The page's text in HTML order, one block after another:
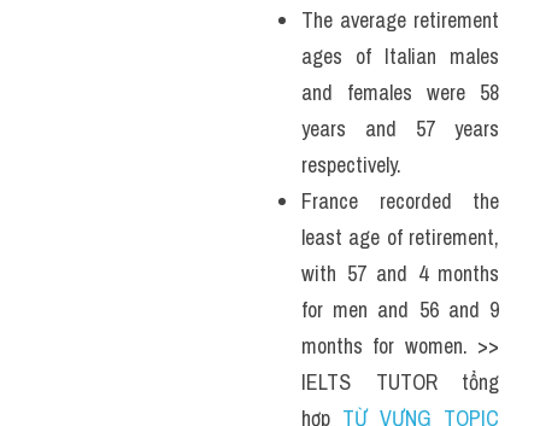
The average retirement
ages of Italian males
and females were 58
years and 57 years
respectively.
France recorded the
least age of retirement,
with 57 and 4 months
for men and 56 and 9
months for women. >>
IELTS TUTOR tổng
hợp TỪ VỰNG TOPIC